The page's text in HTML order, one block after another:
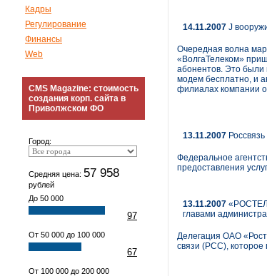
Кадры
Регулирование
Финансы
Web
CMS Magazine: стоимость
создания корп. сайта в
Приволжском ФО
Город:
Средняя цена: 57 958
рублей
До 50 000
97
От 50 000 до 100 000
67
От 100 000 до 200 000
14.11.2007 J
Очередная волна
«ВолгаТелеком»
абонентов. Это были
модем бесплатно, и
филиалах компании
13.11.2007
Федеральное
предоставления
13.11.2007
главами
Делегация ОАО
связи (РСС), которое